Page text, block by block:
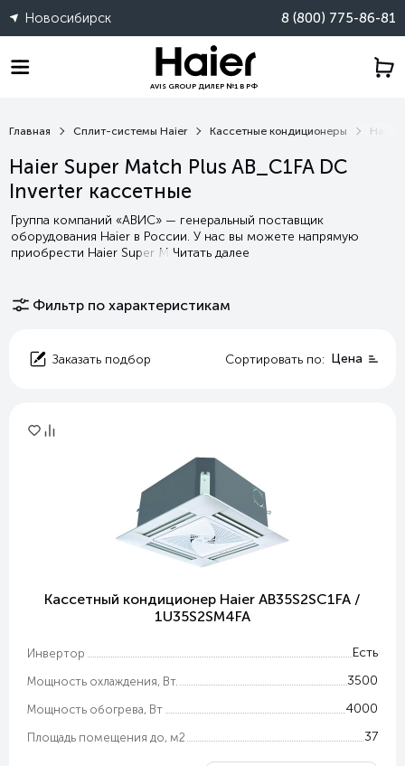
Новосибирск 8 (800) 775-86-81
AVIS GROUP ДИЛЕР №1 В РФ
Главная Сплит-системы Haier Кассетные кондиционеры Haier
Haier Super Match Plus AB_C1FA DC
Inverter кассетные
Группа компаний «АВИС» — генеральный поставщик
оборудования Haier в России. У нас вы можете напрямую
приобрести Haier Super M Читать далее
Фильтр по характеристикам
Сортировать по: Цена
Заказать подбор
Кассетный кондиционер Haier AB35S2SC1FA /
1U35S2SM4FA
Инвертор Есть
Мощность охлаждения, Вт. 3500
Мощность обогрева, Вт 4000
Площадь помещения до, м2 37